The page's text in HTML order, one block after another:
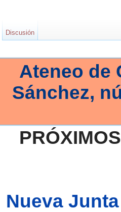
Ateneo de
Sánchez,
Nueva
Discusión